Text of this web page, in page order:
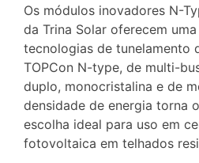
Os módulos inovadores N-
da Trina Solar oferecem
tecnologias de tunelamento
TOPCon N-type, de multi-
duplo, monocristalina e de
densidade de energia torna
escolha ideal para uso em
fotovoltaica em telhados